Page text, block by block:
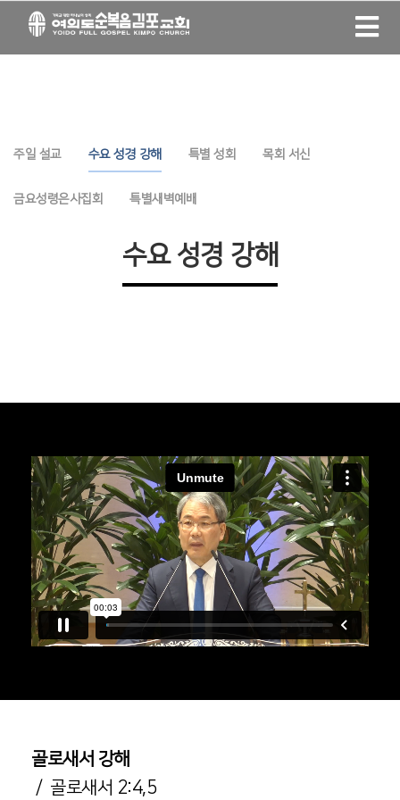
주일 설교 수요 성경 강해 특별 성회 목회 서신
금요성령은사집회 특별새벽예배
수요 성경 강해
골로새서 강해
/ 골로새서 2:4,5